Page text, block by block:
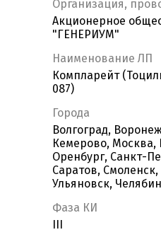
Организация,
Акционерное
"ГЕНЕРИУМ"
Наименование ЛП
Компларейт
087)
Города
Волгоград,
Кемерово, Москва,
Оренбург, Санкт-
Саратов, Смоленск,
Ульяновск,
Фаза КИ